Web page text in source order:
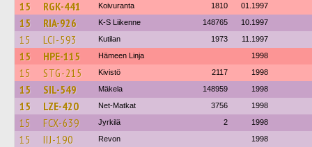
15 RGK-441 Koivuranta 1810 01.1997
15 RIA-926 K-S Liikenne 148765 10.1997
15 LCI-593 Kutilan 1973 11.1997
15 HPE-115 Hämeen Linja 1998
15 STG-215 Kivistö 2117 1998
15 SIL-549 Mäkela 148959 1998
15 LZE-420 Net-Matkat 3756 1998
15 FCX-639 Jyrkilä 2 1998
15 IIJ-190 Revon 1998